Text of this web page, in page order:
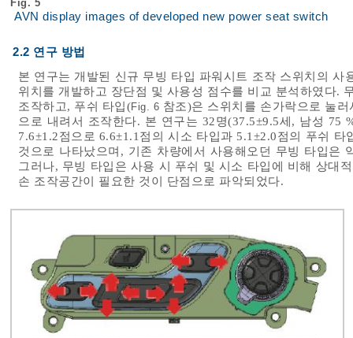
Fig. 5
AVN display images of developed new power seat switch
2.2 연구 방법
본 연구는 개발된 신규 무빙 타입 파워시트 조작 스위치의
위치를 개발하고 장단점 및 사용성 점수를 비교 분석하였다.
조작하고, 푸쉬 타입(Fig. 6 참조)은 스위치를 손가락으로 눌
으로 내려서 조작한다. 본 연구는 32명(37.5±9.5세, 남성 75
7.6±1.2점으로 6.6±1.1점의 시소 타입과 5.1±2.0점의 푸쉬 타
것으로 나타났으며, 기존 차량에서 사용해오던 무빙 타입은
그러나, 무빙 타입은 사용 시 푸쉬 및 시소 타입에 비해 상대
손 조작공간이 필요한 것이 단점으로 파악되었다.